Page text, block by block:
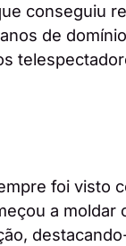
conseguiu
de
foi visto
a moldar